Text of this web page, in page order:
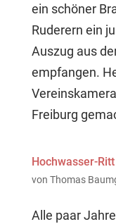
ein schöner
Ruderern ein
Auszug aus
empfangen.
Freiburg
Hochwasser-
von Thomas
Alle paar